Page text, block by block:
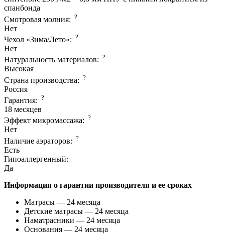
спанбонда
Смотровая молния: ?
Нет
Чехол «Зима/Лето»: ?
Нет
Натуральность материалов: ?
Высокая
Страна производcтва: ?
Россия
Гарантия: ?
18 месяцев
Эффект микромассажа: ?
Нет
Наличие аэраторов: ?
Есть
Гипоаллергенный:
Да
Информация о гарантии производителя и ее сроках
Матрасы — 24 месяца
Детские матрасы — 24 месяца
Наматрасники — 24 месяца
Основания — 24 месяца